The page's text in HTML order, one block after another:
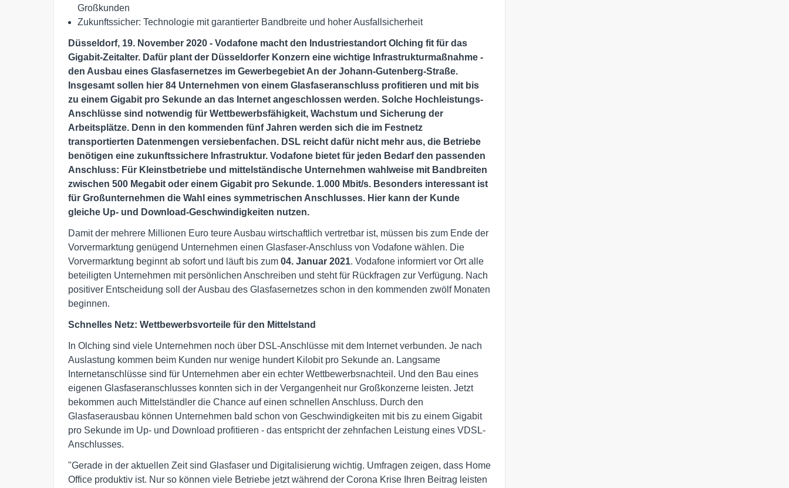
Großkunden
Zukunftssicher: Technologie mit garantierter Bandbreite und hoher Ausfallsicherheit
Düsseldorf, 19. November 2020 - Vodafone macht den Industriestandort Olching fit für das
Gigabit-Zeitalter. Dafür plant der Düsseldorfer Konzern eine wichtige Infrastrukturmaßnahme -
den Ausbau eines Glasfasernetzes im Gewerbegebiet An der Johann-Gutenberg-Straße.
Insgesamt sollen hier 84 Unternehmen von einem Glasfaseranschluss profitieren und mit bis
zu einem Gigabit pro Sekunde an das Internet angeschlossen werden. Solche Hochleistungs-
Anschlüsse sind notwendig für Wettbewerbsfähigkeit, Wachstum und Sicherung der
Arbeitsplätze. Denn in den kommenden fünf Jahren werden sich die im Festnetz
transportierten Datenmengen versiebenfachen. DSL reicht dafür nicht mehr aus, die Betriebe
benötigen eine zukunftssichere Infrastruktur. Vodafone bietet für jeden Bedarf den passenden
Anschluss: Für Kleinstbetriebe und mittelständische Unternehmen wahlweise mit Bandbreiten
zwischen 500 Megabit oder einem Gigabit pro Sekunde. 1.000 Mbit/s. Besonders interessant ist
für Großunternehmen die Wahl eines symmetrischen Anschlusses. Hier kann der Kunde
gleiche Up- und Download-Geschwindigkeiten nutzen.
Damit der mehrere Millionen Euro teure Ausbau wirtschaftlich vertretbar ist, müssen bis zum Ende der
Vorvermarktung genügend Unternehmen einen Glasfaser-Anschluss von Vodafone wählen. Die
Vorvermarktung beginnt ab sofort und läuft bis zum 04. Januar 2021. Vodafone informiert vor Ort alle
beteiligten Unternehmen mit persönlichen Anschreiben und steht für Rückfragen zur Verfügung. Nach
positiver Entscheidung soll der Ausbau des Glasfasernetzes schon in den kommenden zwölf Monaten
beginnen.
Schnelles Netz: Wettbewerbsvorteile für den Mittelstand
In Olching sind viele Unternehmen noch über DSL-Anschlüsse mit dem Internet verbunden. Je nach
Auslastung kommen beim Kunden nur wenige hundert Kilobit pro Sekunde an. Langsame
Internetanschlüsse sind für Unternehmen aber ein echter Wettbewerbsnachteil. Und den Bau eines
eigenen Glasfaseranschlusses konnten sich in der Vergangenheit nur Großkonzerne leisten. Jetzt
bekommen auch Mittelständler die Chance auf einen schnellen Anschluss. Durch den
Glasfaserausbau können Unternehmen bald schon von Geschwindigkeiten mit bis zu einem Gigabit
pro Sekunde im Up- und Download profitieren - das entspricht der zehnfachen Leistung eines VDSL-
Anschlusses.
"Gerade in der aktuellen Zeit sind Glasfaser und Digitalisierung wichtig. Umfragen zeigen, dass Home
Office produktiv ist. Nur so können viele Betriebe jetzt während der Corona Krise Ihren Beitrag leisten